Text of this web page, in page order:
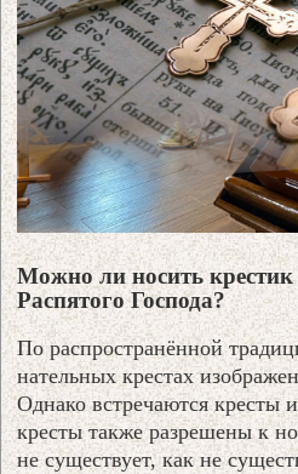
Можно ли носить крестик
Распятого Господа?
По распространённой
нательных крестах
Однако встречаются кресты
кресты также разрешены к
не существует, как не